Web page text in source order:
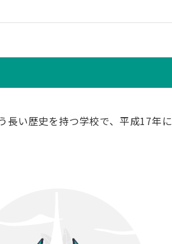
長い歴史を持つ学校で、平成17年に